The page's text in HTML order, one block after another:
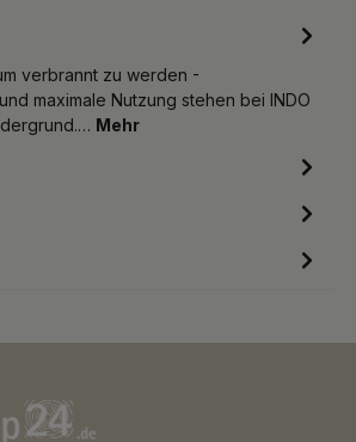
verbrannt zu werden -
maximale Nutzung stehen bei INDO
Mehr